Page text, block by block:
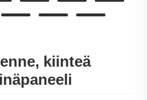
kiinteä